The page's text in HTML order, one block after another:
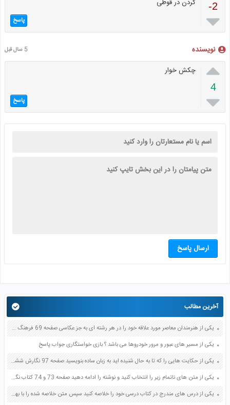
-2

کردن در قوطی
پاسخ
نویسنده 5 سال قبل

4

چکش خوار
پاسخ
ارسال پاسخ
آخرین مطالب
یکی از هنرمندان معاصر مورد علاقه خود را در هر رشته ای به جز عکاسی صفحه 69 فرهنگ و هنر نهم
یکی از مسیر های عبور و مرور خودروها می باشد ؟ بازی خواستگاری جواب پاسخ
یکی از حکایت هایی را که تا به حال شنیده اید به زبان ساده بنویسید صفحه 97 نگارش ششم دبستان
یکی از متن های ناتمام زیر را انتخاب کنید و نوشته را ادامه دهید صفحه 73 و 74 کتاب نگارش فارسی پنجم دبستان
یکی از درس های مندرج در کتاب درسی خود را خلاصه کنید سپس متن خلاصه شده را با بهره گیری از روش های دسته بندی نمودار جدول نقشه مفهومی نشان دهید صفحه 118 نگارش یازدهم